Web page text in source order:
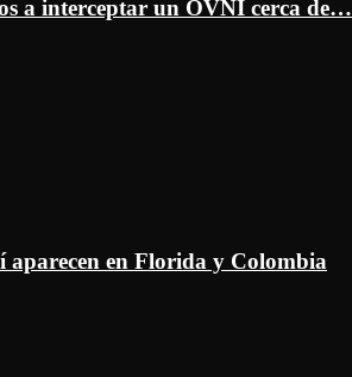
a interceptar un OVNI cerca de…
aparecen en Florida y Colombia